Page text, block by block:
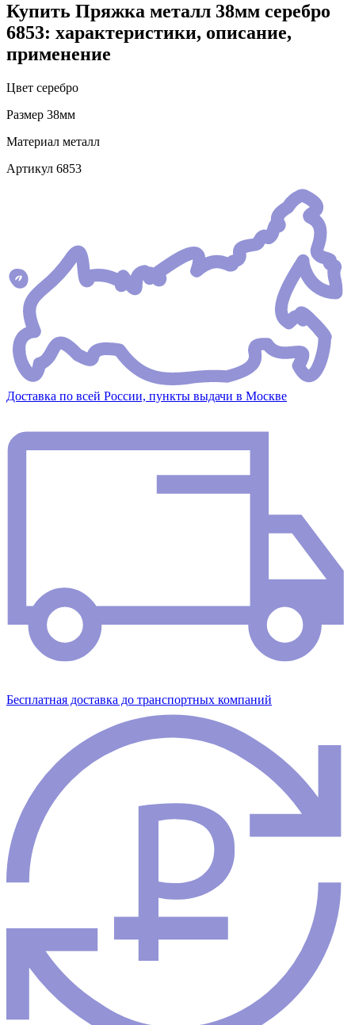
Купить Пряжка металл 38мм серебро
6853: характеристики, описание,
применение
Цвет серебро
Размер 38мм
Материал металл
Артикул 6853
Доставка по всей России, пункты выдачи в Москве
Бесплатная доставка до транспортных компаний